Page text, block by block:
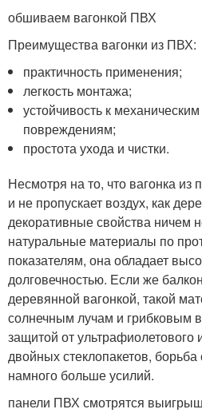
обшиваем вагонкой ПВХ
Преимущества вагонки из ПВХ:
практичность применения;
легкость монтажа;
устойчивость к
повреждениям;
простота ухода и чистки.
Несмотря на то, что вагонка из
и не пропускает воздух, как
декоративные свойства ничем
натуральные материалы по
показателям, она обладает
долговечностью. Если же
деревянной вагонкой, такой
солнечным лучам и грибковым
защитой от ультрафиолетового
двойных стеклопакетов, борьба
намного больше усилий.
панели ПВХ смотрятся